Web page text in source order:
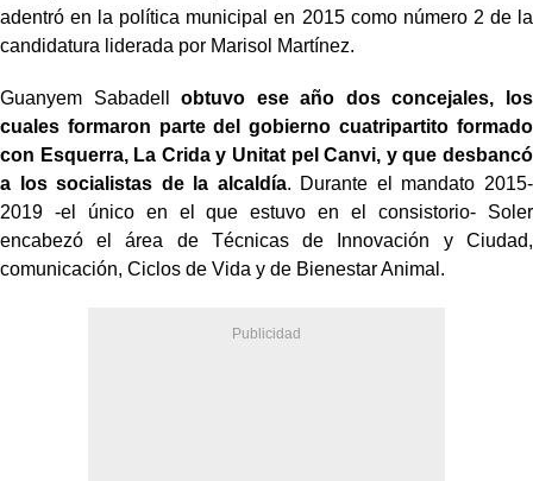
adentró en la política municipal en 2015 como número 2 de la
candidatura liderada por Marisol Martínez.
Guanyem Sabadellobtuvo ese año dos concejales, los
cuales formaron parte del gobierno cuatripartito formado
con Esquerra, La Crida y Unitat pel Canvi, y que desbancó
a los socialistas de la alcaldía. Durante el mandato 2015-
2019 -el único en el que estuvo en el consistorio- Soler
encabezó el área de Técnicas de Innovación y Ciudad,
comunicación, Ciclos de Vida y de Bienestar Animal.